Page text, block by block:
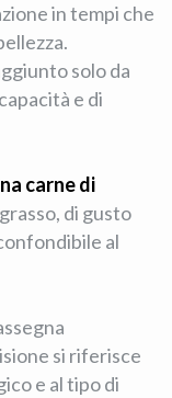
in tempi che
solo da
e di
carne di
di gusto
al
si riferisce
e al tipo di